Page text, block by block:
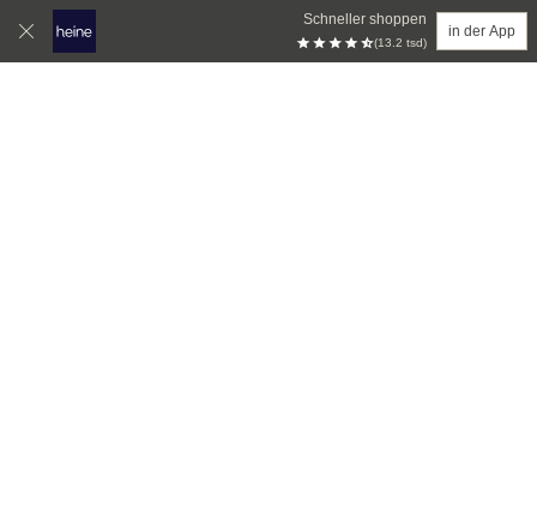
Schneller shoppen
(13.2 tsd)
in der App